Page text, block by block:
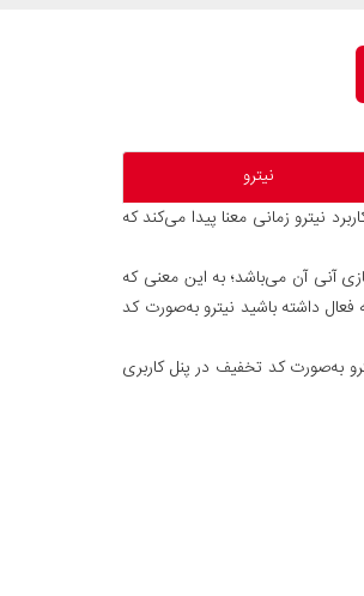
نیترو
می‌دهد؛ با خرید نیترو می‌توان زمان اتمام سرویس را ۵ روز به تعویق انداخت. کاربرد نیترو زمانی معنا پیدا می‌کند که
آنی آن می‌باشد؛ به این معنی که
داشته باشید نیترو به‌صورت کد
به‌صورت کد تخفیف در پنل کاربری